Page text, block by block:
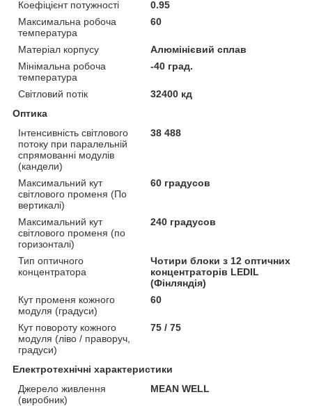
Коефіцієнт потужності
0.95
Максимальна робоча
температура
60
Матеріал корпусу
Алюмінієвий сплав
Мінімальна робоча
температура
-40 град.
Світловий потік
32400 кд
Оптика
Інтенсивність світлового
потоку при паралельній
спрямованні модулів
(кандели)
38 488
Максимальний кут
світлового променя (По
вертикалі)
60 градусов
Максимальний кут
світлового променя (по
горизонталі)
240 градусов
Тип оптичного
концентратора
Чотири блоки з 12 оптичних
концентраторів LEDIL
(Фінляндія)
Кут променя кожного
модуля (градуси)
60
Кут повороту кожного
модуля (ліво / праворуч,
градуси)
75 / 75
Електротехнічні характеристики
Джерело живлення
(виробник)
MEAN WELL